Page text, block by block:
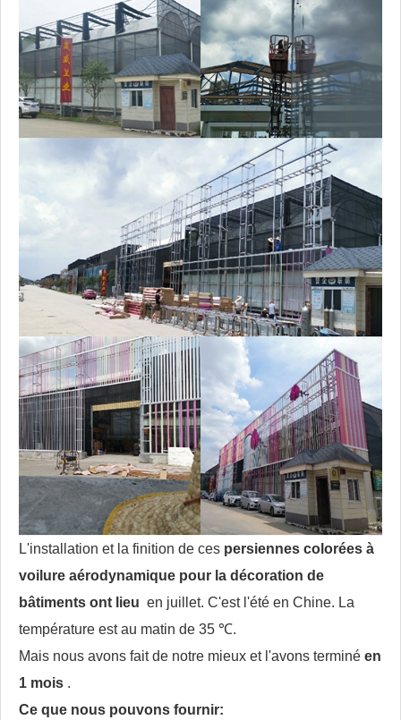
L'installation et la finition de ces persiennes colorées à
voilure aérodynamique pour la décoration de
bâtiments ont lieu en juillet. C'est l'été en Chine. La
température est au matin de 35 ℃.
Mais nous avons fait de notre mieux et l'avons terminé en
1 mois .
Ce que nous pouvons fournir: